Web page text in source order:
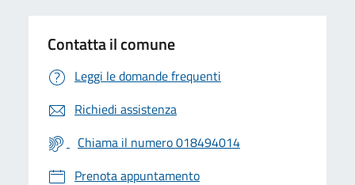
Contatta il comune
Leggi le domande frequenti
Richiedi assistenza
Chiama il numero 018494014
Prenota appuntamento